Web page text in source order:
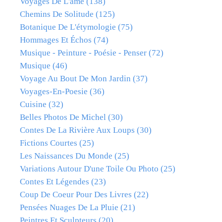
Chemins De Solitude (125)
Botanique De L'étymologie (75)
Hommages Et Échos (74)
Musique - Peinture - Poésie - Penser (72)
Musique (46)
Voyage Au Bout De Mon Jardin (37)
Voyages-En-Poesie (36)
Cuisine (32)
Belles Photos De Michel (30)
Contes De La Rivière Aux Loups (30)
Fictions Courtes (25)
Les Naissances Du Monde (25)
Variations Autour D'une Toile Ou Photo (25)
Contes Et Légendes (23)
Coup De Coeur Pour Des Livres (22)
Pensées Nuages De La Pluie (21)